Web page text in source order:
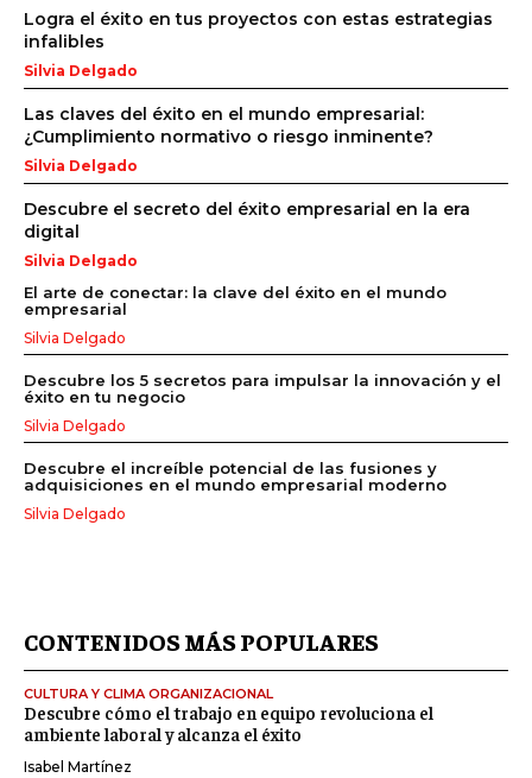
Logra el éxito en tus proyectos con estas estrategias
infalibles
Silvia Delgado
Las claves del éxito en el mundo empresarial:
¿Cumplimiento normativo o riesgo inminente?
Silvia Delgado
Descubre el secreto del éxito empresarial en la era
digital
Silvia Delgado
El arte de conectar: la clave del éxito en el mundo
empresarial
Silvia Delgado
Descubre los 5 secretos para impulsar la innovación y el
éxito en tu negocio
Silvia Delgado
Descubre el increíble potencial de las fusiones y
adquisiciones en el mundo empresarial moderno
Silvia Delgado
CONTENIDOS MÁS POPULARES
CULTURA Y CLIMA ORGANIZACIONAL
Descubre cómo el trabajo en equipo revoluciona el
ambiente laboral y alcanza el éxito
Isabel Martínez